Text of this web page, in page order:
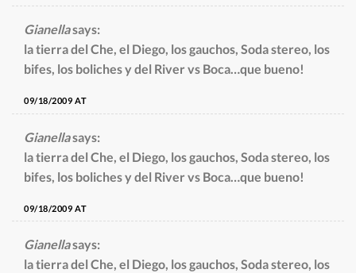
Gianellasays:
la tierra del Che, el Diego, los gauchos, Soda stereo, los
bifes, los boliches y del River vs Boca…que bueno!
09/18/2009 AT
Gianellasays:
la tierra del Che, el Diego, los gauchos, Soda stereo, los
bifes, los boliches y del River vs Boca…que bueno!
09/18/2009 AT
Gianellasays:
la tierra del Che, el Diego, los gauchos, Soda stereo, los